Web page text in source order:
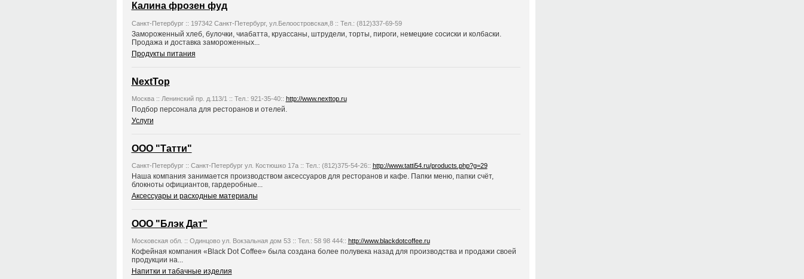
Калина фрозен фуд
Санкт-Петербург :: 197342 Санкт-Петербург, ул.Белоостровская,8 :: Тел.: (812)337-69-59
Замороженный хлеб, булочки, чиабатта, круассаны, штрудели, торты, пироги, немецкие сосиски и колбаски.
Продажа и доставка замороженных...
Продукты питания
NextTop
Москва :: Ленинский пр. д.113/1 :: Тел.: 921-35-40:: http://www.nexttop.ru
Подбор персонала для ресторанов и отелей.
Услуги
ООО "Татти"
Санкт-Петербург :: Санкт-Петербург ул. Костюшко 17а :: Тел.: (812)375-54-26:: http://www.tatti54.ru/products.php?g=29
Наша компания занимается производством аксессуаров для ресторанов и кафе. Папки меню, папки счёт,
блокноты официантов, гардеробные...
Аксессуары и расходные материалы
ООО "Блэк Дат"
Московская обл. :: Одинцово ул. Вокзальная дом 53 :: Тел.: 58 98 444:: http://www.blackdotcoffee.ru
Кофейная компания «Black Dot Coffee» была создана более полувека назад для производства и продажи своей
продукции на...
Напитки и табачные изделия